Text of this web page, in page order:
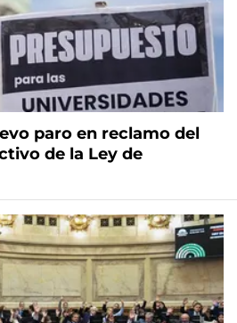
paro en reclamo del
de la Ley de